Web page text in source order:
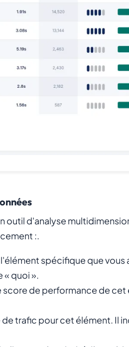
outil d'analyse
:.
l'élément spécifique que vous
« quoi ».
score de performance de cet
de trafic pour cet élément. Il